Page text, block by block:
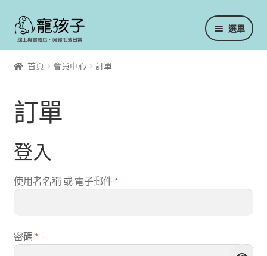
跳
至
導
覽
跳
至
主
要
選單
會員中心
重設密碼
實體門市
首頁 會員中心 訂單
訂單
登入
使用者名稱 或 電子郵件 *必
密碼 *必